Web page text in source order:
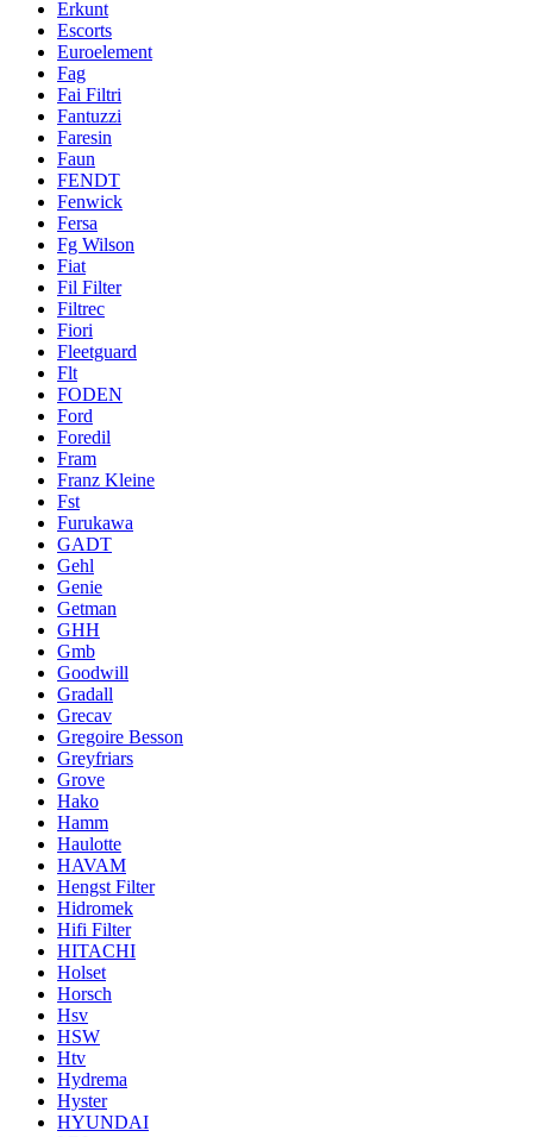
Erkunt
Escorts
Euroelement
Fag
Fai Filtri
Fantuzzi
Faresin
Faun
FENDT
Fenwick
Fersa
Fg Wilson
Fiat
Fil Filter
Filtrec
Fiori
Fleetguard
Flt
FODEN
Ford
Foredil
Fram
Franz Kleine
Fst
Furukawa
GADT
Gehl
Genie
Getman
GHH
Gmb
Goodwill
Gradall
Grecav
Gregoire Besson
Greyfriars
Grove
Hako
Hamm
Haulotte
HAVAM
Hengst Filter
Hidromek
Hifi Filter
HITACHI
Holset
Horsch
Hsv
HSW
Htv
Hydrema
Hyster
HYUNDAI